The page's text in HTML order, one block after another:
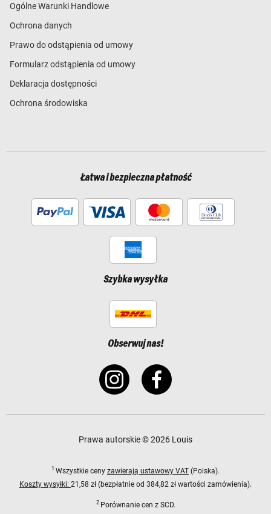
Ogólne Warunki Handlowe
Ochrona danych
Prawo do odstąpienia od umowy
Formularz odstąpienia od umowy
Deklaracja dostępności
Ochrona środowiska
Łatwa i bezpieczna płatność
Szybka wysyłka
Obserwuj nas!
Prawa autorskie © 2026 Louis
1 Wszystkie ceny zawierają ustawowy VAT (Polska).
Koszty wysyłki: 21,58 zł (bezpłatnie od 384,82 zł wartości zamówienia).
2 Porównanie cen z SCD.